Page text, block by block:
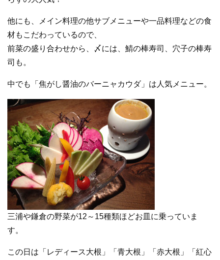
他にも、メイン料理の他サブメニューや一品料理などの食
材もこだわっているので、
前菜の盛り合わせから、〆には、鯖の棒寿司、穴子の棒寿
司も。
中でも「焦がし醤油のバーニャカウダ」は人気メニュー。
三浦や鎌倉の野菜が12～15種類ほどお皿に乗っていま
す。
この日は「レディース大根」「青大根」「赤大根」「紅心